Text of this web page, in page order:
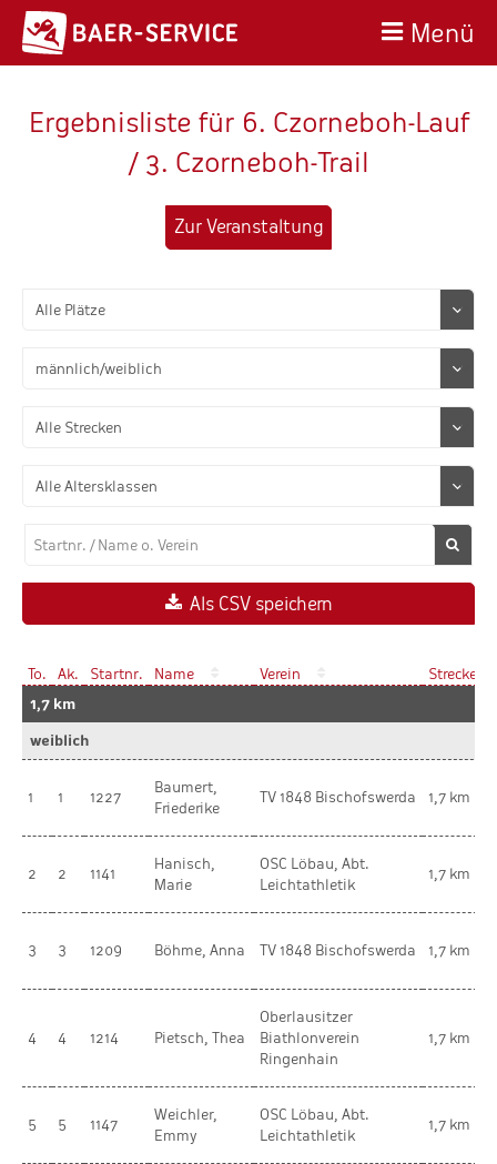
Menü
Ergebnisliste für 6. Czorneboh-Lauf
/ 3. Czorneboh-Trail
Zur Veranstaltung
Als CSV speichern
To. Ak. Startnr. Name Verein Strecke
1,7 km
weiblich
1 1 1227
Baumert,
Friederike
TV 1848 Bischofswerda 1,7 km
2 2 1141
Hanisch,
Marie
OSC Löbau, Abt.
Leichtathletik
1,7 km
3 3 1209 Böhme, Anna TV 1848 Bischofswerda 1,7 km
4 4 1214 Pietsch, Thea
Oberlausitzer
Biathlonverein
Ringenhain
1,7 km
5 5 1147
Weichler,
Emmy
OSC Löbau, Abt.
Leichtathletik
1,7 km